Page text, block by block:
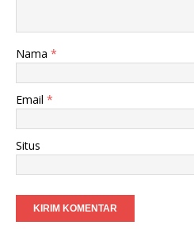
Nama *
Email *
Situs